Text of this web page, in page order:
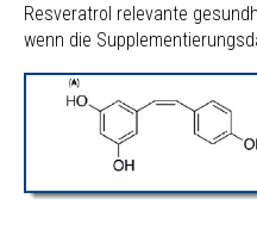
Resveratrol relevante
wenn die